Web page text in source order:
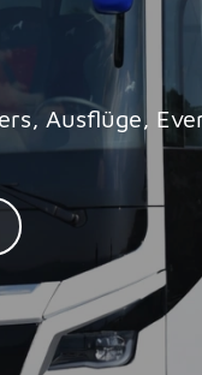
Ausflüge,